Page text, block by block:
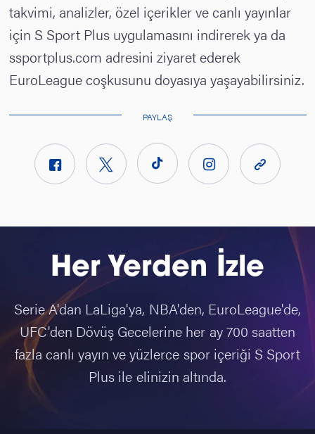
takvimi, analizler, özel içerikler ve canlı yayınlar
için S Sport Plus uygulamasını indirerek ya da
ssportplus.com adresini ziyaret ederek
EuroLeague coşkusunu doyasıya yaşayabilirsiniz.
PAYLAŞ
Her Yerden İzle
Serie A'dan LaLiga'ya, NBA'den, EuroLeague'de,
UFC'den Dövüş Gecelerine her ay 700 saatten
fazla canlı yayın ve yüzlerce spor içeriği S Sport
Plus ile elinizin altında.